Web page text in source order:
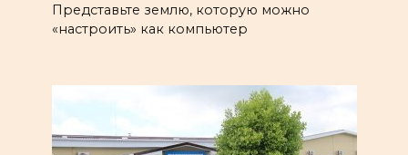
Представьте землю, которую можно
«настроить» как компьютер